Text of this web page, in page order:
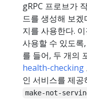
gRPC 프로브가
드를 생성해 보겠
지를 사용한다.
사용할 수 있도록
를 들어, 두 개의
health-checking
인 서비스를 제
make-not-